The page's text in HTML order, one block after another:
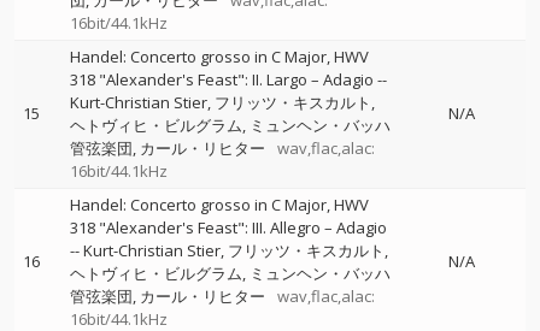
16bit/44.1kHz
15
Handel: Concerto grosso in C Major, HWV
318 "Alexander's Feast": II. Largo – Adagio --
Kurt-Christian Stier フリッツ・キスカルト
ヘトヴィヒ・ビルグラム ミュンヘン・バッハ
管弦楽団 カール・リヒター
wav,flac,alac:
16bit/44.1kHz
N/A
16
Handel: Concerto grosso in C Major, HWV
318 "Alexander's Feast": III. Allegro – Adagio
--Kurt-Christian Stier フリッツ・キスカルト
ヘトヴィヒ・ビルグラム ミュンヘン・バッハ
管弦楽団 カール・リヒター
wav,flac,alac:
16bit/44.1kHz
N/A